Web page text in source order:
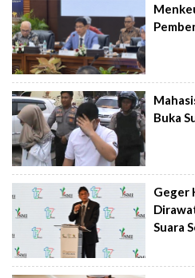
Buka
Geger
Suara